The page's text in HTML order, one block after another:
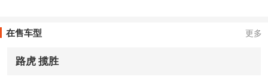
在售车型 更多
路虎 揽胜